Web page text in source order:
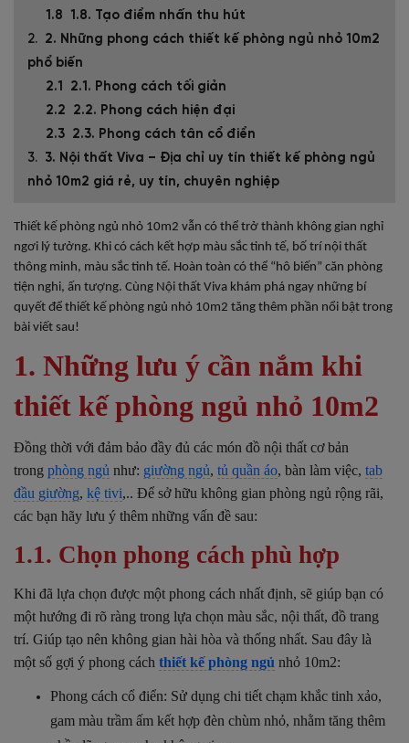
1.8. Tạo điểm nhấn thu hút
2. Những phong cách thiết kế phòng ngủ nhỏ 10m2
phổ biến
2.1. Phong cách tối giản
2.2. Phong cách hiện đại
2.3. Phong cách tân cổ điển
3. Nội thất Viva – Địa chỉ uy tín thiết kế phòng ngủ
nhỏ 10m2 giá rẻ, uy tín, chuyên nghiệp
Thiết kế phòng ngủ nhỏ 10m2 vẫn có thể trở thành không gian nghỉ
ngơi lý tưởng. Khi có cách kết hợp màu sắc tinh tế, bố trí nội thất
thông minh, màu sắc tinh tế. Hoàn toàn có thể “hô biến” căn phòng
tiện nghi, ấn tượng. Cùng Nội thất Viva khám phá ngay những bí
quyết để thiết kế phòng ngủ nhỏ 10m2 tăng thêm phần nổi bật trong
bài viết sau!
1. Những lưu ý cần nắm khi
thiết kế phòng ngủ nhỏ 10m2
Đồng thời với đảm bảo đầy đủ các món đồ nội thất cơ bản
trong phòng ngủ như: giường ngủ, tủ quần áo, bàn làm việc, tab
đầu giường, kệ tivi,.. Để sở hữu không gian phòng ngủ rộng rãi,
các bạn hãy lưu ý thêm những vấn đề sau:
1.1. Chọn phong cách phù hợp
Khi đã lựa chọn được một phong cách nhất định, sẽ giúp bạn có
một hướng đi rõ ràng trong lựa chọn màu sắc, nội thất, đồ trang
trí. Giúp tạo nên không gian hài hòa và thống nhất. Sau đây là
một số gợi ý phong cách thiết kế phòng ngủ nhỏ 10m2:
Phong cách cổ điển: Sử dụng chi tiết chạm khắc tinh xảo,
gam màu trầm ấm kết hợp đèn chùm nhỏ, nhằm tăng thêm